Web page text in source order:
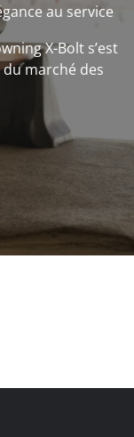
au service
X-Bolt s’est
marché des